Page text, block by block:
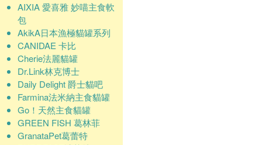
AIXIA 愛喜雅 妙喵主食軟
包
AkikA日本漁極貓罐系列
CANIDAE 卡比
Cherie法麗貓罐
Dr.Link林克博士
Daily Delight 爵士貓吧
Farmina法米納主食貓罐
Go！天然主食貓罐
GREEN FISH 葛林菲
GranataPet葛蕾特